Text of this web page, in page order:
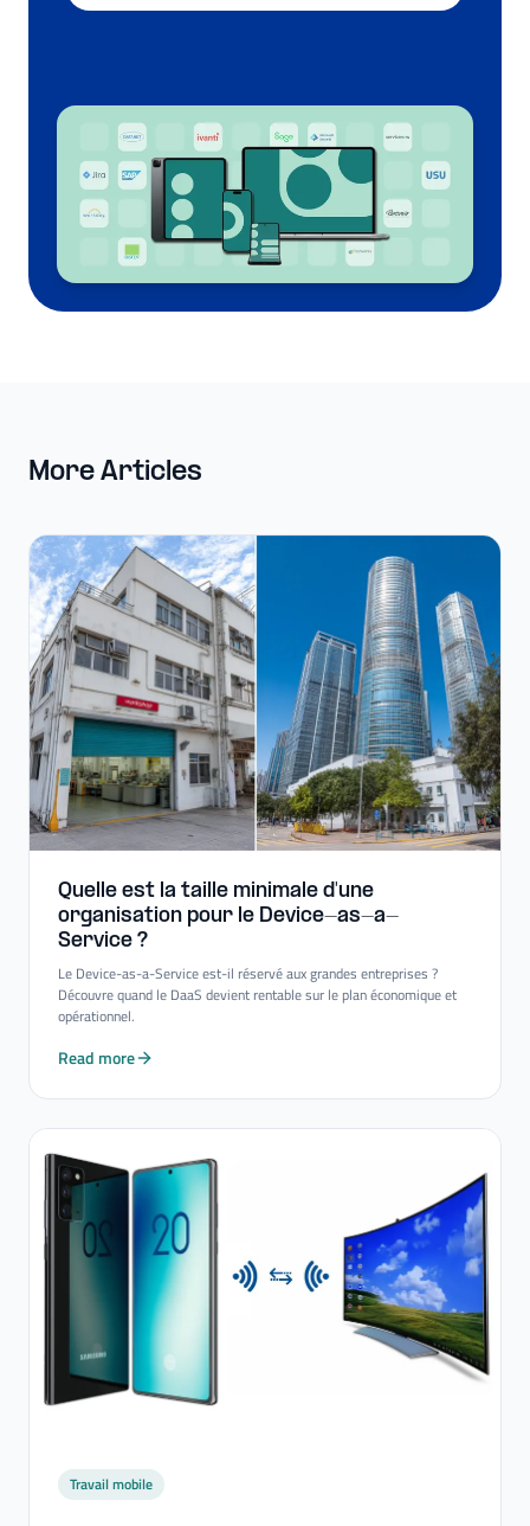
More Articles
Quelle est la taille minimale d'une
organisation pour le Device-​as-​a-​
Service ?
Le Device-as-a-Service est-il réservé aux grandes entreprises ?
Découvre quand le DaaS devient rentable sur le plan économique et
opérationnel.
Read more
Travail mobile